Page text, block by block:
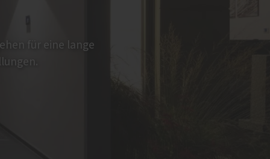
für eine lange